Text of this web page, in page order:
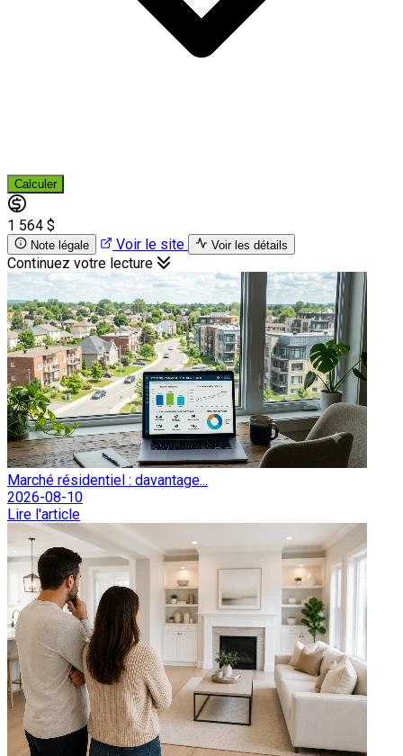
Calculer
1 564 $
Note légale Voir le site Voir les détails
Continuez votre lecture
Marché résidentiel : davantage...
2026-08-10
Lire l'article